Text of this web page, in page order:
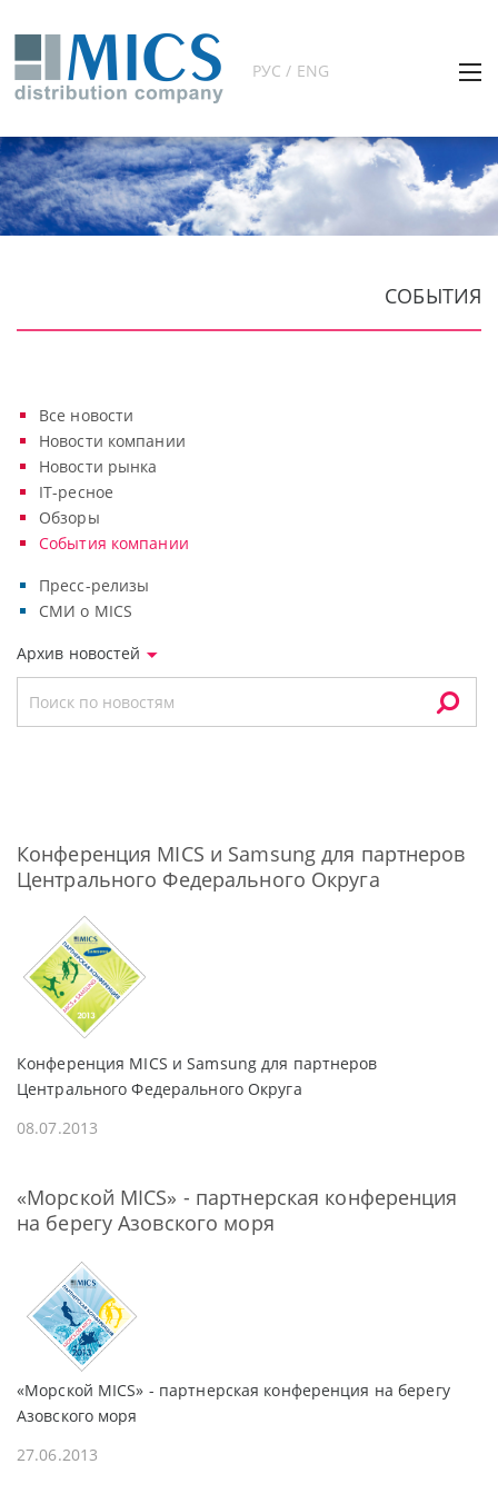
РУС / ENG
СОБЫТИЯ
Все новости
Новости компании
Новости рынка
IT-ресное
Обзоры
События компании
Пресс-релизы
СМИ о MICS
Архив новостей
Конференция MICS и Samsung для партнеров
Центрального Федерального Округа
Конференция MICS и Samsung для партнеров
Центрального Федерального Округа
08.07.2013
«Морской MICS» - партнерская конференция
на берегу Азовского моря
«Морской MICS» - партнерская конференция на берегу
Азовского моря
27.06.2013